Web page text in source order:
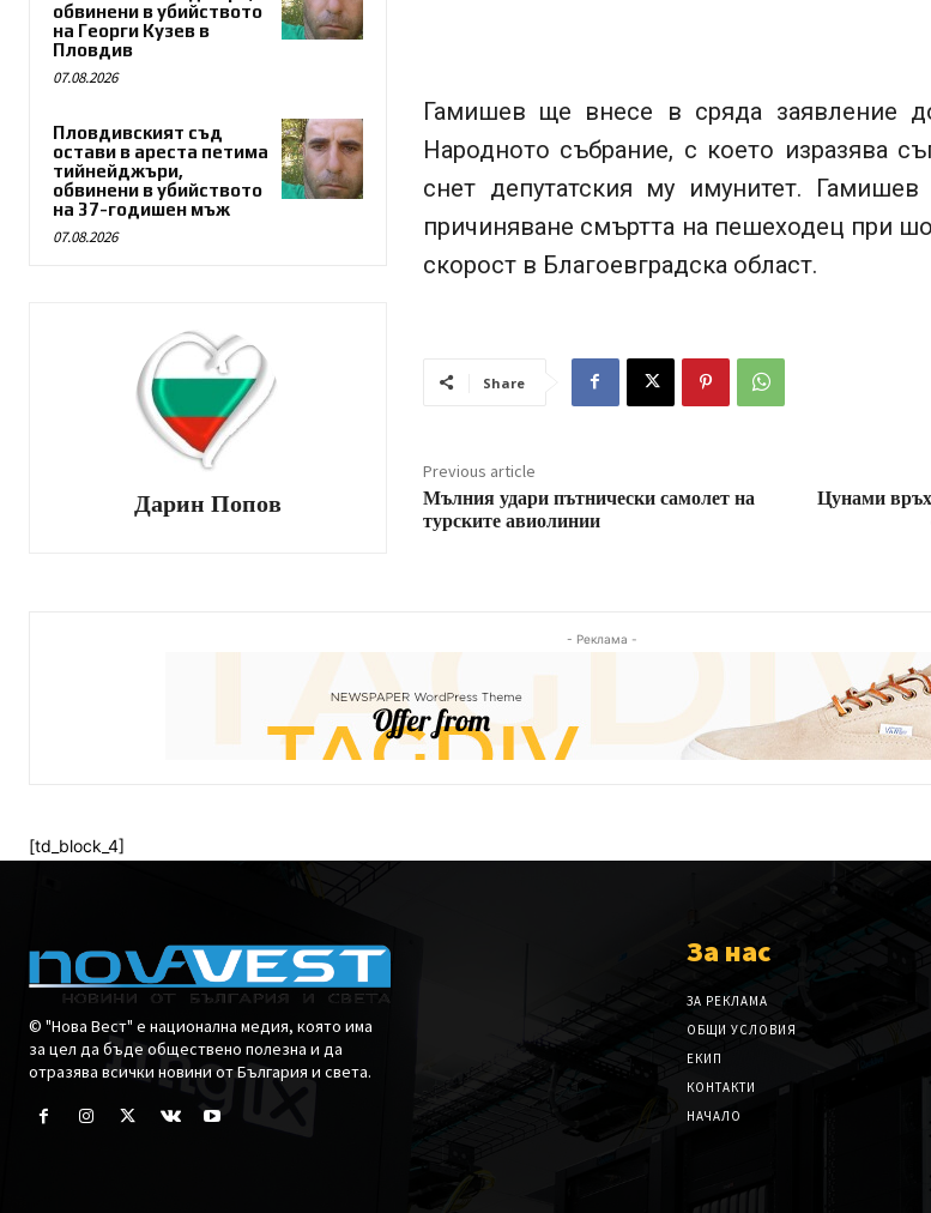
обвинени в убийството
на Георги Кузев в
Пловдив
07.08.2026
Пловдивският съд
остави в ареста петима
тийнейджъри,
обвинени в убийството
на 37-годишен мъж
07.08.2026
Дарин Попов
Гамишев ще внесе в сряда заявление
Народното събрание, с което изразява
снет депутатския му имунитет.
причиняване смъртта на пешеходец при
скорост в Благоевградска област.
Share
Previous article
Мълния удари пътнически самолет на
турските авиолинии
Цунами
- Реклама -
[td_block_4]
© "Нова Вест" е национална медия, която има
за цел да бъде обществено полезна и да
отразява всички новини от България и света.
За нас
ЗА РЕКЛАМА
ОБЩИ УСЛОВИЯ
ЕКИП
КОНТАКТИ
НАЧАЛО